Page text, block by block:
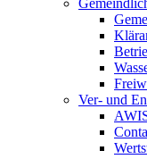
Ver- und